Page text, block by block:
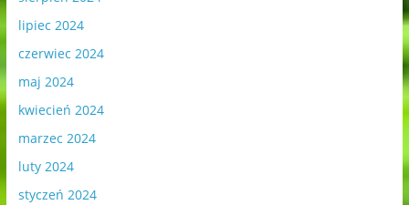
lipiec 2024
czerwiec 2024
maj 2024
kwiecień 2024
marzec 2024
luty 2024
styczeń 2024